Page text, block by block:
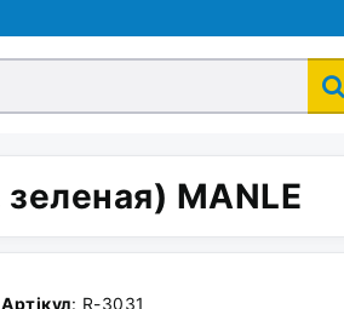
MANLE
Артікул: R-3031